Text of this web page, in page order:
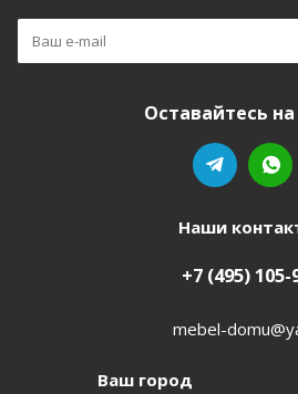
Оставайтесь на
Наши
+7 (495) 105-
mebel-
Ваш город